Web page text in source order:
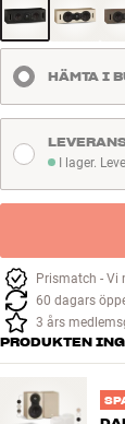
Kundtjänst
Logga in
Bygg med ljud
Företag
HÄMTA I
I lager. Leveranstid
I lager.
Prismatch - Vi
60 dagars
3 års
PRODUKTEN